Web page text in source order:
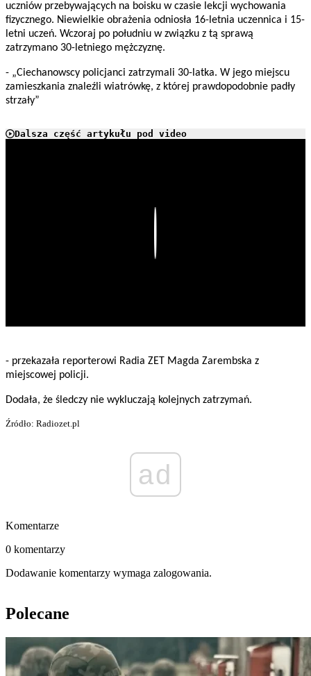
uczniów przebywających na boisku w czasie lekcji wychowania
fizycznego. Niewielkie obrażenia odniosła 16-letnia uczennica i 15-
letni uczeń. Wczoraj po południu w związku z tą sprawą
zatrzymano 30-letniego mężczyznę.
- „Ciechanowscy policjanci zatrzymali 30-latka. W jego miejscu
zamieszkania znaleźli wiatrówkę, z której prawdopodobnie padły
strzały”
Dalsza część artykułu pod video
- przekazała reporterowi Radia ZET Magda Zarembska z
miejscowej policji.
Dodała, że śledczy nie wykluczają kolejnych zatrzymań.
Źródło: Radiozet.pl
ad
Komentarze
0 komentarzy
Dodawanie komentarzy wymaga zalogowania.
Polecane